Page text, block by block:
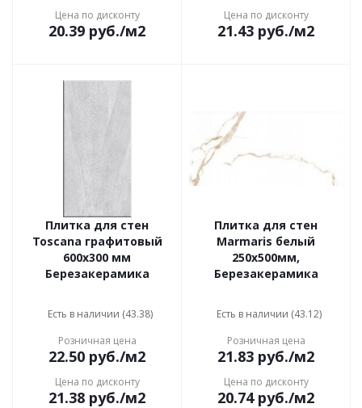
Цена по дисконту
20.39 руб./м2
Цена по дисконту
21.43 руб./м2
Плитка для стен
Toscana графитовый
600x300 мм
Березакерамика
Есть в наличии (43.38)
Розничная цена
22.50 руб./м2
Цена по дисконту
21.38 руб./м2
Плитка для стен
Marmaris белый
250х500мм,
Березакерамика
Есть в наличии (43.12)
Розничная цена
21.83 руб./м2
Цена по дисконту
20.74руб./м2